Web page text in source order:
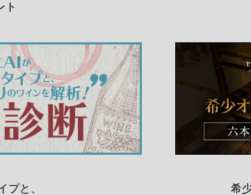
ト
プと、
希